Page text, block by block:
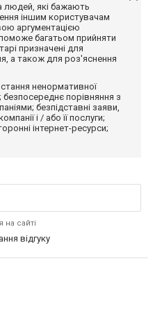
людей, які бажають
іншим користувачам
аргументацією
багатьом прийняти
призначені для
а також для роз'яснення
ненормативної
порівняння з
безпідставні заяви,
і / або її послуги;
інтернет-ресурси;
сайті
відгуку